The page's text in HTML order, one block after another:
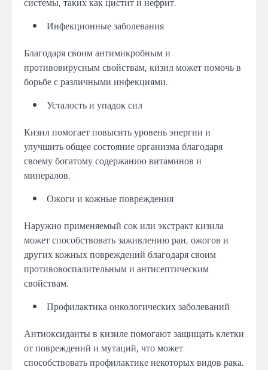
Инфекционные заболевания
Благодаря своим антимикробным и
противовирусным свойствам, кизил может помочь в
борьбе с различными инфекциями.
Усталость и упадок сил
Кизил помогает повысить уровень энергии и
улучшить общее состояние организма благодаря
своему богатому содержанию витаминов и
минералов.
Ожоги и кожные повреждения
Наружно применяемый сок или экстракт кизила
может способствовать заживлению ран, ожогов и
других кожных повреждений благодаря своим
противовоспалительным и антисептическим
свойствам.
Профилактика онкологических заболеваний
Антиоксиданты в кизиле помогают защищать клетки
от повреждений и мутаций, что может
способствовать профилактике некоторых видов рака.